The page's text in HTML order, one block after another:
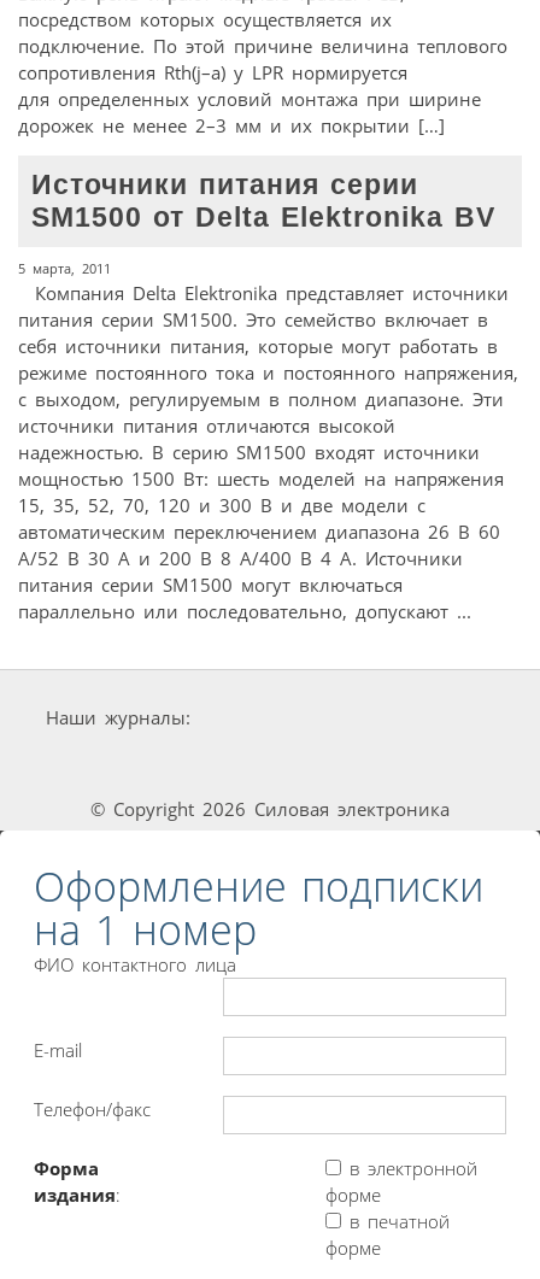
посредством которых осуществляется их
подключение. По этой причине величина теплового
сопротивления Rth(j–a) у LPR нормируется
для определенных условий монтажа при ширине
дорожек не менее 2–3 мм и их покрытии […]
Источники питания серии
SM1500 от Delta Elektronika BV
5 марта, 2011
Компания Delta Elektronika представляет источники
питания серии SM1500. Это семейство включает в
себя источники питания, которые могут работать в
режиме постоянного тока и постоянного напряжения,
с выходом, регулируемым в полном диапазоне. Эти
источники питания отличаются высокой
надежностью. В серию SM1500 входят источники
мощностью 1500 Вт: шесть моделей на напряжения
15, 35, 52, 70, 120 и 300 В и две модели с
автоматическим переключением диапазона 26 В 60
А/52 В 30 А и 200 В 8 А/400 В 4 А. Источники
питания серии SM1500 могут включаться
параллельно или последовательно, допускают ...
Наши журналы:
© Copyright 2026 Силовая электроника
Оформление подписки
на 1 номер
ФИО контактного лица
E-mail
Телефон/факс
Форма
издания:
в электронной
форме
в печатной
форме